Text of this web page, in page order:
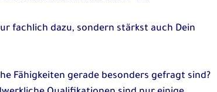
fachlich dazu, sondern stärkst auch Dein
Fähigkeiten gerade besonders gefragt sind?